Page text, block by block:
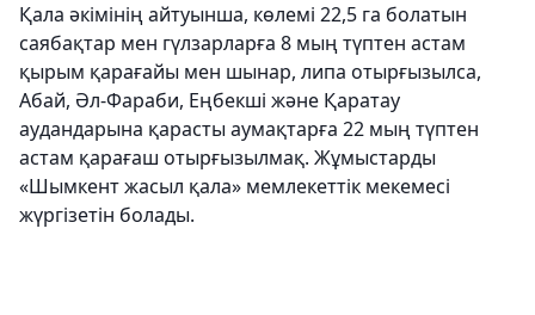
Қала әкімінің айтуынша, көлемі 22,5 га болатын
саябақтар мен гүлзарларға 8 мың түптен астам
қырым қарағайы мен шынар, липа отырғызылса,
Абай, Әл-Фараби, Еңбекші және Қаратау
аудандарына қарасты аумақтарға 22 мың түптен
астам қарағаш отырғызылмақ. Жұмыстарды
«Шымкент жасыл қала» мемлекеттік мекемесі
жүргізетін болады.